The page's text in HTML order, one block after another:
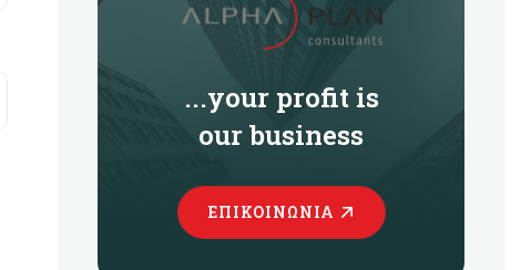
...your profit is
our business
ΕΠΙΚΟΙΝΩΝΊΑ